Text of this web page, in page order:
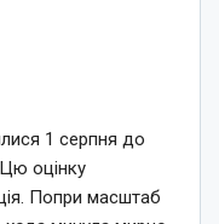
1 серпня до
оцінку
Попри масштаб